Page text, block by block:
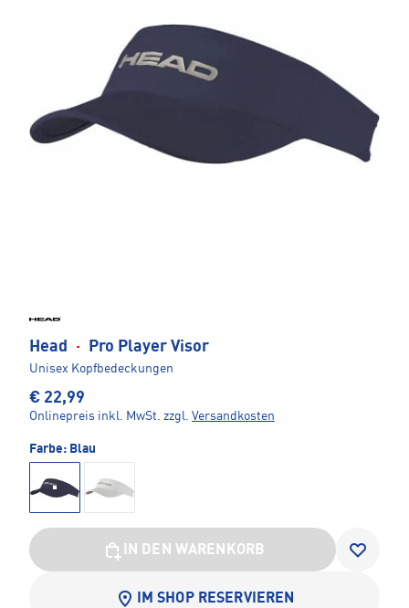
Head · Pro Player Visor
Unisex Kopfbedeckungen
€ 22,99
Onlinepreis inkl. MwSt. zzgl. Versandkosten
Farbe: Blau
IN DEN WARENKORB
IM SHOP RESERVIEREN